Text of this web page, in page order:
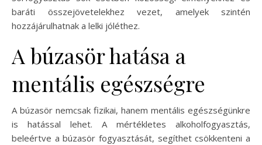
baráti összejövetelekhez vezet, amelyek szintén
hozzájárulhatnak a lelki jóléthez.
A búzasör hatása a
mentális egészségre
A búzasör nemcsak fizikai, hanem mentális egészségünkre
is hatással lehet. A mértékletes alkoholfogyasztás,
beleértve a búzasör fogyasztását, segíthet csökkenteni a